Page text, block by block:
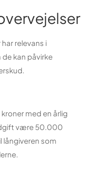
relevans i
kan påvirke
med en årlig
være 50.000
långiveren som